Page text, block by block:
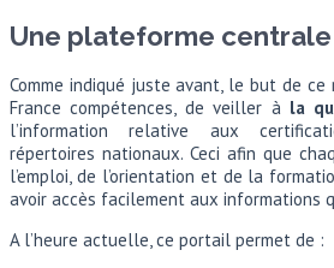
Une plateforme centrale
Comme indiqué juste avant, le but de
France compétences, de veiller àla
l’information relative aux
répertoires nationaux. Ceci afin que
l’emploi, de l’orientation et de la
avoir accès facilement aux informations
A l’heure actuelle, ce portail permet de :